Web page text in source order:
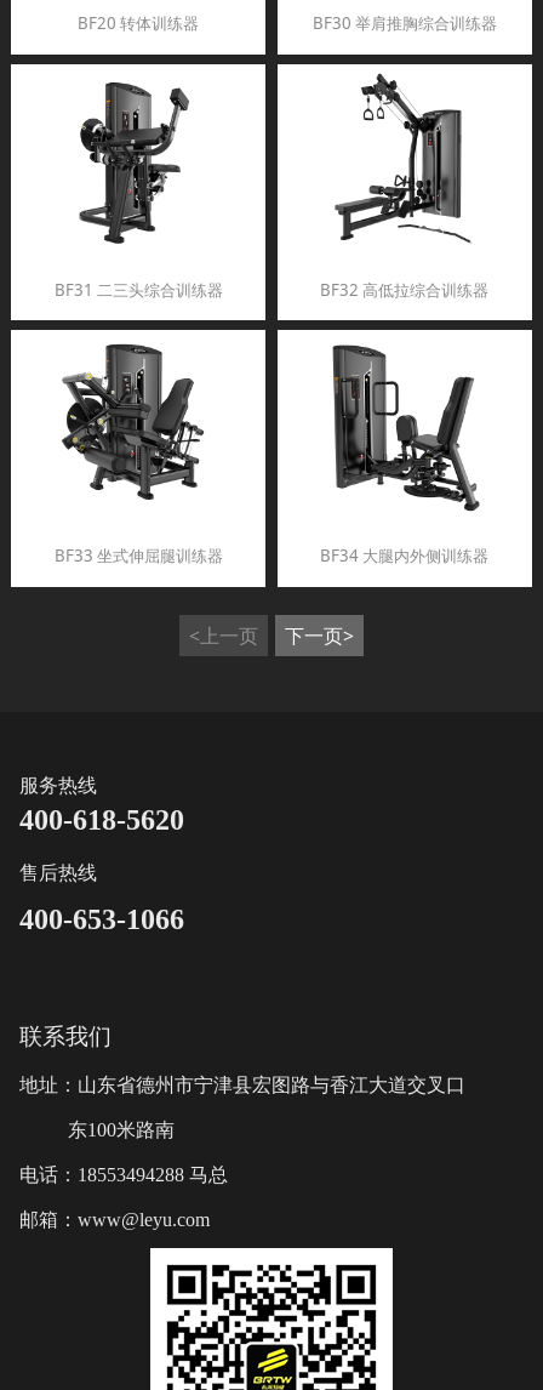
BF20 转体训练器 BF30 举肩推胸综合训练器
BF31 二三头综合训练器 BF32 高低拉综合训练器
BF33 坐式伸屈腿训练器 BF34 大腿内外侧训练器
<上一页 下一页>
服务热线
400-618-5620
售后热线
400-653-1066
联系我们
地址：山东省德州市宁津县宏图路与香江大道交叉口
东100米路南
电话：18553494288 马总
邮箱：www@leyu.com